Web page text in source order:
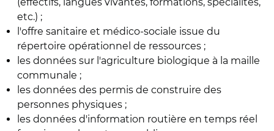
etc.) ;
l'offre sanitaire et médico-sociale issue du
répertoire opérationnel de ressources ;
les données sur l'agriculture biologique à la maille
communale ;
les données des permis de construire des
personnes physiques ;
les données d'information routière en temps réel